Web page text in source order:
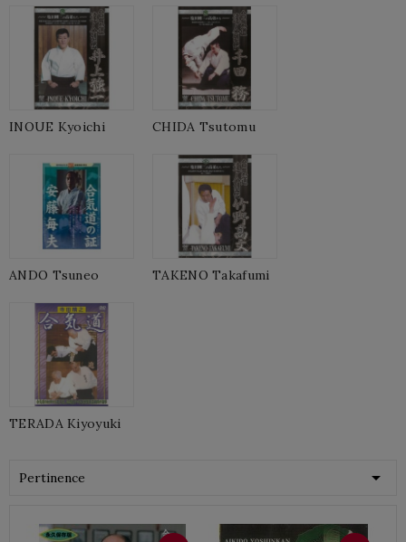
INOUE Kyoichi CHIDA Tsutomu
ANDO Tsuneo TAKENO Takafumi
TERADA Kiyoyuki
Pertinence 